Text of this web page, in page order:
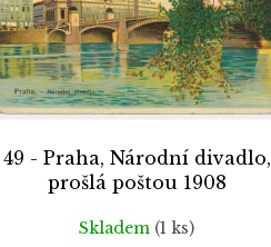
49 - Praha, Národní divadlo,
prošlá poštou 1908
Skladem (1 ks)